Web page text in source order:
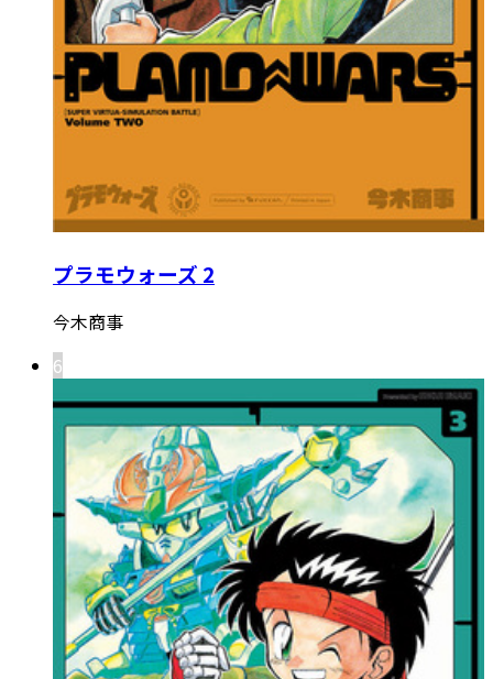
プラモウォーズ 2
今木商事
6